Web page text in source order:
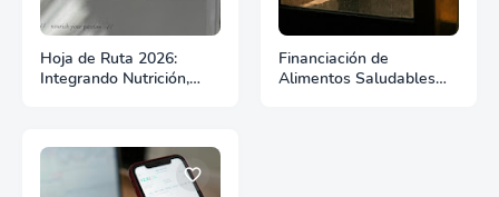
Hoja de Ruta 2026:
Integrando Nutrición,
Financiación de
Alimentos Saludables